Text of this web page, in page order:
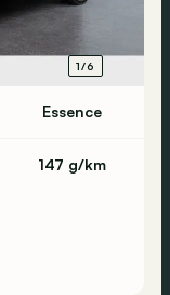
1/6
Essence
147 g/km